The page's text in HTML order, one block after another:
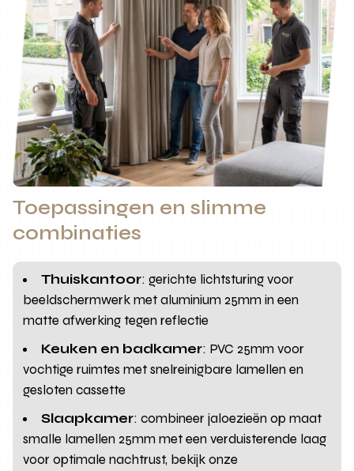
Toepassingen en slimme
combinaties
Thuiskantoor: gerichte lichtsturing voor
beeldschermwerk met aluminium 25mm in een
matte afwerking tegen reflectie
Keuken en badkamer: PVC 25mm voor
vochtige ruimtes met snelreinigbare lamellen en
gesloten cassette
Slaapkamer: combineer jaloezieën op maat
smalle lamellen 25mm met een verduisterende laag
voor optimale nachtrust, bekijk onze